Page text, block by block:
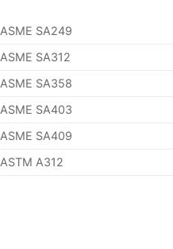
ASME SA249
ASME SA312
ASME SA358
ASME SA403
ASME SA409
ASTM A312